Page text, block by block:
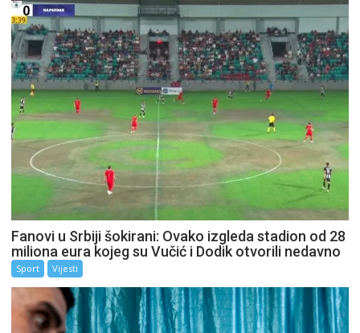
Fanovi u Srbiji šokirani: Ovako izgleda stadion od 28
miliona eura kojeg su Vučić i Dodik otvorili nedavno
Sport Vijesti